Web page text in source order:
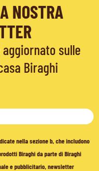
NOSTRA
sulle
Biraghi
nella sezione b, che includono
Biraghi da parte di Biraghi
e pubblicitario, newsletter